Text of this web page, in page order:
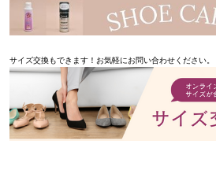
サイズ交換もできます！お気軽にお問い合わせください。